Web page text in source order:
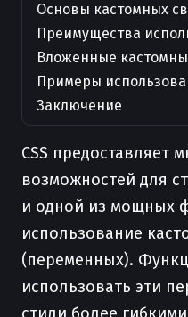
Основы кастомных
Преимущества
Вложенные
Примеры
Заключение
CSS предоставляет
возможностей для
и одной из мощных
использование
(переменных).
использовать эти